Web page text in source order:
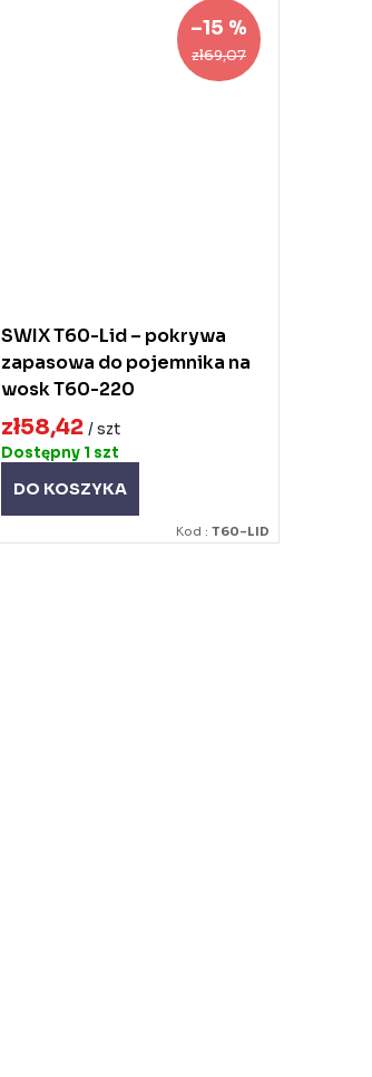
zł69,07
–15 %
SWIX T60-Lid – pokrywa
zapasowa do pojemnika na
wosk T60-220
zł58,42 / szt
Dostępny 1 szt
DO KOSZYKA
Kod : T60-LID